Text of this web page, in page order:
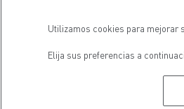
Utilizamos cookies para mejorar
Elija sus preferencias a